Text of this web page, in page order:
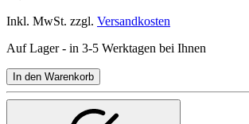
Inkl. MwSt. zzgl. Versandkosten
Auf Lager - in 3-5 Werktagen bei Ihnen
In den Warenkorb